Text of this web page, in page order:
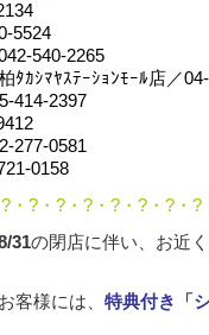
5524
540-2265
ﾀｶｼﾏﾔｽﾃｰｼｮﾝﾓｰﾙ店／
414-2397
277-0581
0158
・?・?・?・?・?・?・
31の閉店に伴い、お近
客様には、 特典付き「